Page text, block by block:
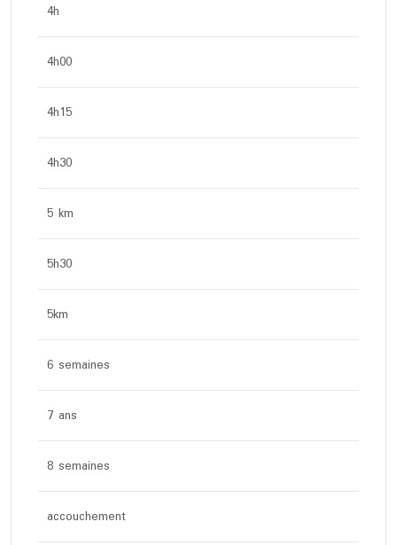
4h
4h00
4h15
4h30
5 km
5h30
5km
6 semaines
7 ans
8 semaines
accouchement